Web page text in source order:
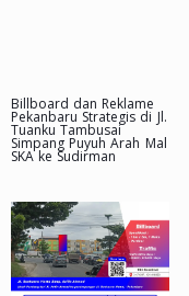
Billboard dan Reklame
Pekanbaru Strategis di Jl.
Tuanku Tambusai
Simpang Puyuh Arah Mal
SKA ke Sudirman